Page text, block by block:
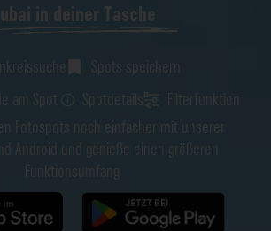
in deiner Tasche
Spots speichern
am Spot
Spotdetails
Filterfunktion
Fotospots noch einfacher mit unserer
Android und genieße einen größeren
Funktionsumfang